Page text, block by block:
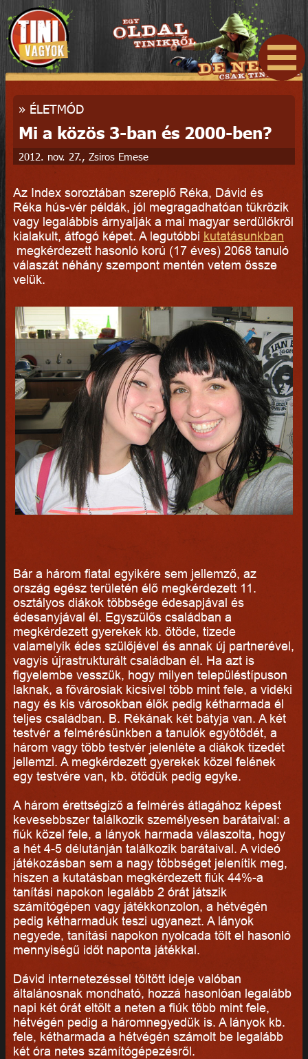
» ÉLETMÓD
Mi a közös 3-ban és 2000-ben?
2012. nov. 27., Zsiros Emese
Az Index soroztában szereplő Réka, Dávid és
Réka hús-vér példák, jól megragadhatóan tükrözik
vagy legalábbis árnyalják a mai magyar serdülőkről
kialakult, átfogó képet. A legutóbbi kutatásunkban
megkérdezett hasonló korú (17 éves) 2068 tanuló
válaszát néhány szempont mentén vetem össze
velük.
Bár a három fiatal egyikére sem jellemző, az
ország egész területén élő megkérdezett 11.
osztályos diákok többsége édesapjával és
édesanyjával él. Egyszülős családban a
megkérdezett gyerekek kb. ötöde, tizede
valamelyik édes szülőjével és annak új partnerével,
vagyis újrastrukturált családban él. Ha azt is
figyelembe vesszük, hogy milyen településtípuson
laknak, a fővárosiak kicsivel több mint fele, a vidéki
nagy és kis városokban élők pedig kétharmada él
teljes családban. B. Rékának két bátyja van. A két
testvér a felmérésünkben a tanulók egyötödét, a
három vagy több testvér jelenléte a diákok tizedét
jellemzi. A megkérdezett gyerekek közel felének
egy testvére van, kb. ötödük pedig egyke.
A három érettségiző a felmérés átlagához képest
kevesebbszer találkozik személyesen barátaival: a
fiúk közel fele, a lányok harmada válaszolta, hogy
a hét 4-5 délutánján találkozik barátaival. A videó
játékozásban sem a nagy többséget jelenítik meg,
hiszen a kutatásban megkérdezett fiúk 44%-a
tanítási napokon legalább 2 órát játszik
számítógépen vagy játékkonzolon, a hétvégén
pedig kétharmaduk teszi ugyanezt. A lányok
negyede, tanítási napokon nyolcada tölt el hasonló
mennyiségű időt naponta játékkal.
Dávid internetezéssel töltött ideje valóban
általánosnak mondható, hozzá hasonlóan legalább
napi két órát eltölt a neten a fiúk több mint fele,
hétvégén pedig a háromnegyedük is. A lányok kb.
fele, kétharmada a hétvégén számolt be legalább
két óra netes számítógépezésről.